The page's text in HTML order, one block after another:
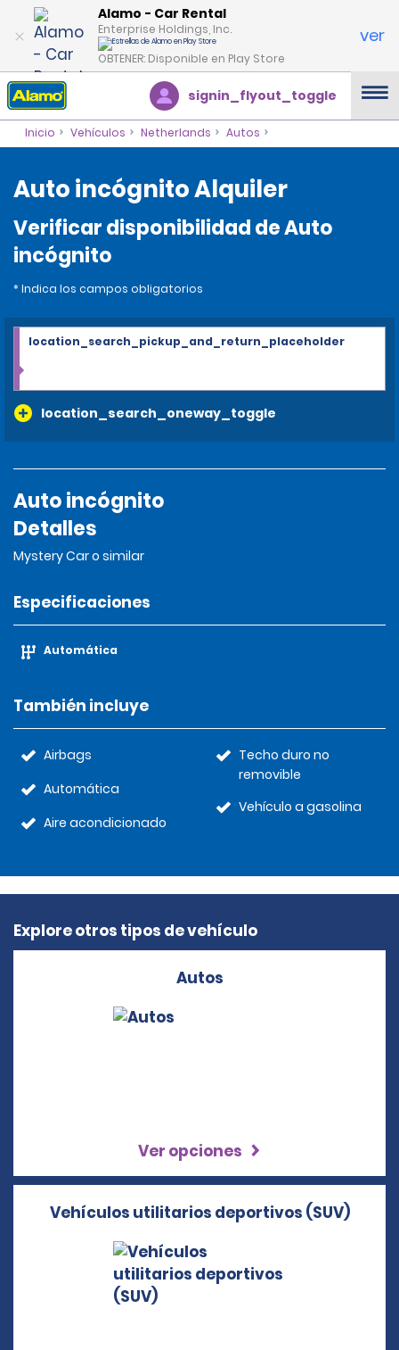
Alamo - Car Rental
Enterprise Holdings, Inc.
OBTENER: Disponible en Play Store
ver
signin_flyout_toggle
Inicio Vehículos Netherlands Autos
Auto incógnito Alquiler
Verificar disponibilidad de Auto
incógnito
* Indica los campos obligatorios
location_search_oneway_toggle
location_search_pickup_and_return_placeholder
Auto incógnito
Detalles
Mystery Car o similar
Especificaciones
Automática
También incluye
Airbags
Automática
Aire acondicionado
Techo duro no
removible
Vehículo a gasolina
Explore otros tipos de vehículo
Autos
Ver opciones
Vehículos utilitarios deportivos (SUV)